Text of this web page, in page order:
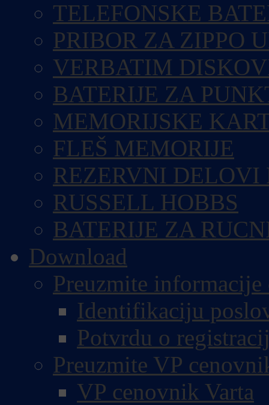
TELEFONSKE
PRIBOR ZA ZIPPO
VERBATIM
BATERIJE ZA
MEMORIJSKE
FLEŠ MEMORIJE
REZERVNI DELOVI
RUSSELL HOBBS
BATERIJE ZA
Download
Preuzmite
Identifikaciju
Potvrdu o
Preuzmite VP
VP cenovnik Varta